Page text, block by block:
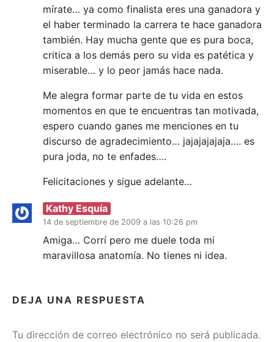
mírate… ya como finalista eres una ganadora y
el haber terminado la carrera te hace ganadora
también. Hay mucha gente que es pura boca,
critica a los demás pero su vida es patética y
miserable… y lo peor jamás hace nada.
Me alegra formar parte de tu vida en estos
momentos en que te encuentras tan motivada,
espero cuando ganes me menciones en tu
discurso de agradecimiento… jajajajajaja…. es
pura joda, no te enfades….
Felicitaciones y sigue adelante…
Kathy Esquía
14 de septiembre de 2009 a las 10:26 pm
Amiga… Corrí pero me duele toda mi
maravillosa anatomía. No tienes ni idea.
DEJA UNA RESPUESTA
Tu dirección de correo electrónico no será publicada.